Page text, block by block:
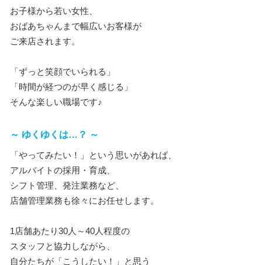
お子様から若い女性、
おばあちゃんまで幅広いお客様が
ご来店されます。
「ずっと笑顔でいられる」
「時間が経つのが早く感じる」
そんな楽しい職場です♪
～ ゆくゆくは…？ ～
「やってみたい！」という思いがあれば、
アルバイトの採用・育成、
シフト管理、発注業務など、
店舗管理業務も徐々にお任せします。
1店舗あたり30人～40人程度の
スタッフと協力しながら、
自分たちが「こうしたい！」と思う